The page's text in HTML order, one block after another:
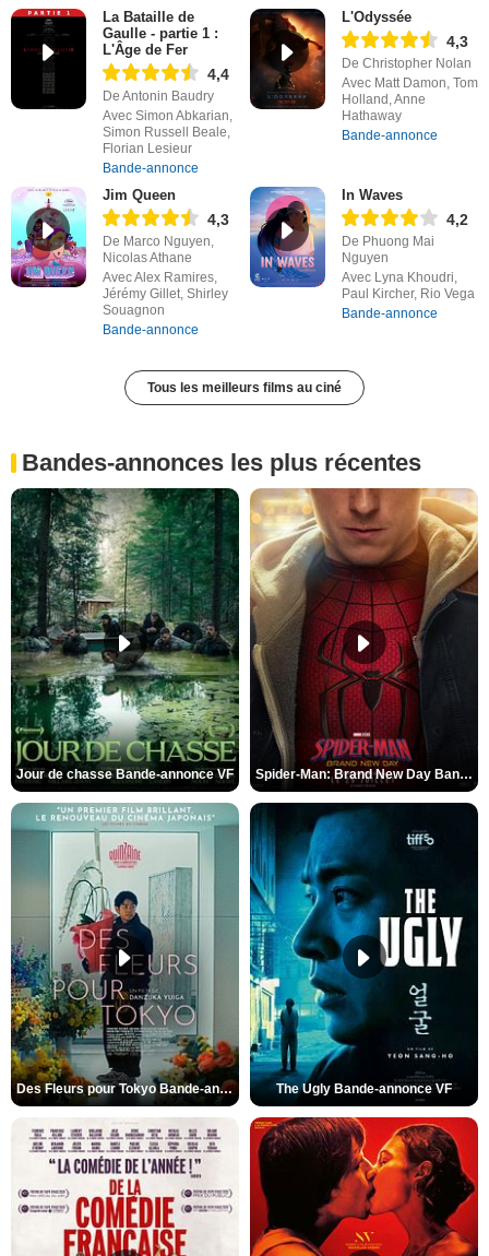
La Bataille de
Gaulle - partie 1 :
L'Âge de Fer
4,4
De Antonin Baudry
Avec Simon Abkarian,
Simon Russell Beale,
Florian Lesieur
Bande-annonce
L'Odyssée
4,3
De Christopher Nolan
Avec Matt Damon, Tom
Holland, Anne
Hathaway
Bande-annonce
Jim Queen
4,3
De Marco Nguyen,
Nicolas Athane
Avec Alex Ramires,
Jérémy Gillet, Shirley
Souagnon
Bande-annonce
In Waves
4,2
De Phuong Mai
Nguyen
Avec Lyna Khoudri,
Paul Kircher, Rio Vega
Bande-annonce
Tous les meilleurs films au ciné
Bandes-annonces les plus récentes
Jour de chasse Bande-annonce VF Spider-Man: Brand New Day Bande-annonce (3) VO STFR
Des Fleurs pour Tokyo Bande-annonce VO STFR The Ugly Bande-annonce VF